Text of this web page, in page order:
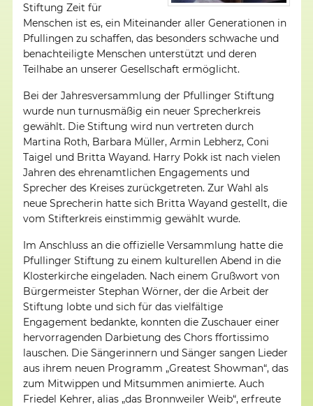
Stiftung Zeit für
Menschen ist es, ein Miteinander aller Generationen in
Pfullingen zu schaffen, das besonders schwache und
benachteiligte Menschen unterstützt und deren
Teilhabe an unserer Gesellschaft ermöglicht.
Bei der Jahresversammlung der Pfullinger Stiftung
wurde nun turnusmäßig ein neuer Sprecherkreis
gewählt. Die Stiftung wird nun vertreten durch
Martina Roth, Barbara Müller, Armin Lebherz, Coni
Taigel und Britta Wayand. Harry Pokk ist nach vielen
Jahren des ehrenamtlichen Engagements und
Sprecher des Kreises zurückgetreten. Zur Wahl als
neue Sprecherin hatte sich Britta Wayand gestellt, die
vom Stifterkreis einstimmig gewählt wurde.
Im Anschluss an die offizielle Versammlung hatte die
Pfullinger Stiftung zu einem kulturellen Abend in die
Klosterkirche eingeladen. Nach einem Grußwort von
Bürgermeister Stephan Wörner, der die Arbeit der
Stiftung lobte und sich für das vielfältige
Engagement bedankte, konnten die Zuschauer einer
hervorragenden Darbietung des Chors ffortissimo
lauschen. Die Sängerinnern und Sänger sangen Lieder
aus ihrem neuen Programm „Greatest Showman“, das
zum Mitwippen und Mitsummen animierte. Auch
Friedel Kehrer, alias „das Bronnweiler Weib“, erfreute